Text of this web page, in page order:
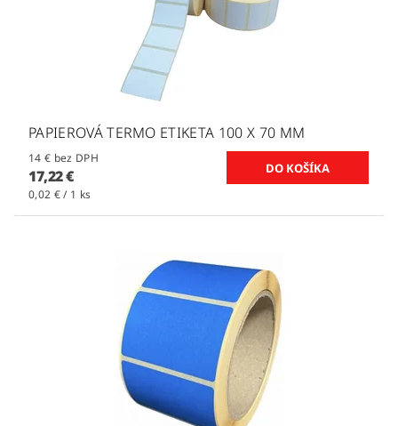
PAPIEROVÁ TERMO ETIKETA 100 X 70 MM
14 € bez DPH
17,22 €
0,02 € / 1 ks